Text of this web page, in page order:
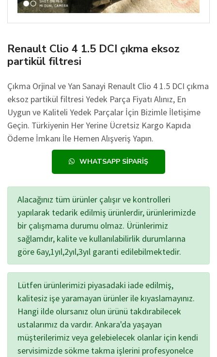
Renault Clio 4 1.5 DCI çıkma eksoz
partikül filtresi
Çıkma Orjinal ve Yan Sanayi Renault Clio 4 1.5 DCI çıkma
eksoz partikül filtresi Yedek Parça Fiyatı Alınız, En
Uygun ve Kaliteli Yedek Parçalar İçin Bizimle İletişime
Geçin. Türkiyenin Her Yerine Ücretsiz Kargo Kapıda
Ödeme İmkanı İle Hemen Alışveriş Yapın.
WHATSAPP SIPARIŞ
Alacağınız tüm ürünler çalışır ve kontrolleri
yapılarak tedarik edilmiş ürünlerdir, ürünlerimizde
bir çalışmama durumu olmaz. Ürünlerimiz
sağlamdır, kalite ve kullanılabilirlik durumlarına
göre 6ay,1yıl,2yıl,3yıl garanti edilebilmektedir.
Lütfen ürünlerimizi piyasadaki iade edilmiş,
kalitesiz işe yaramayan ürünler ile kıyaslamayınız.
Hangi ilde olursanız olun ürünü takdırabilecek
ustalarımız da vardır. Ankara'da yaşayan
müşterilerimiz veya gelebielecek olanlar için kendi
servisimizde sökme takma işlerini profesyonelce